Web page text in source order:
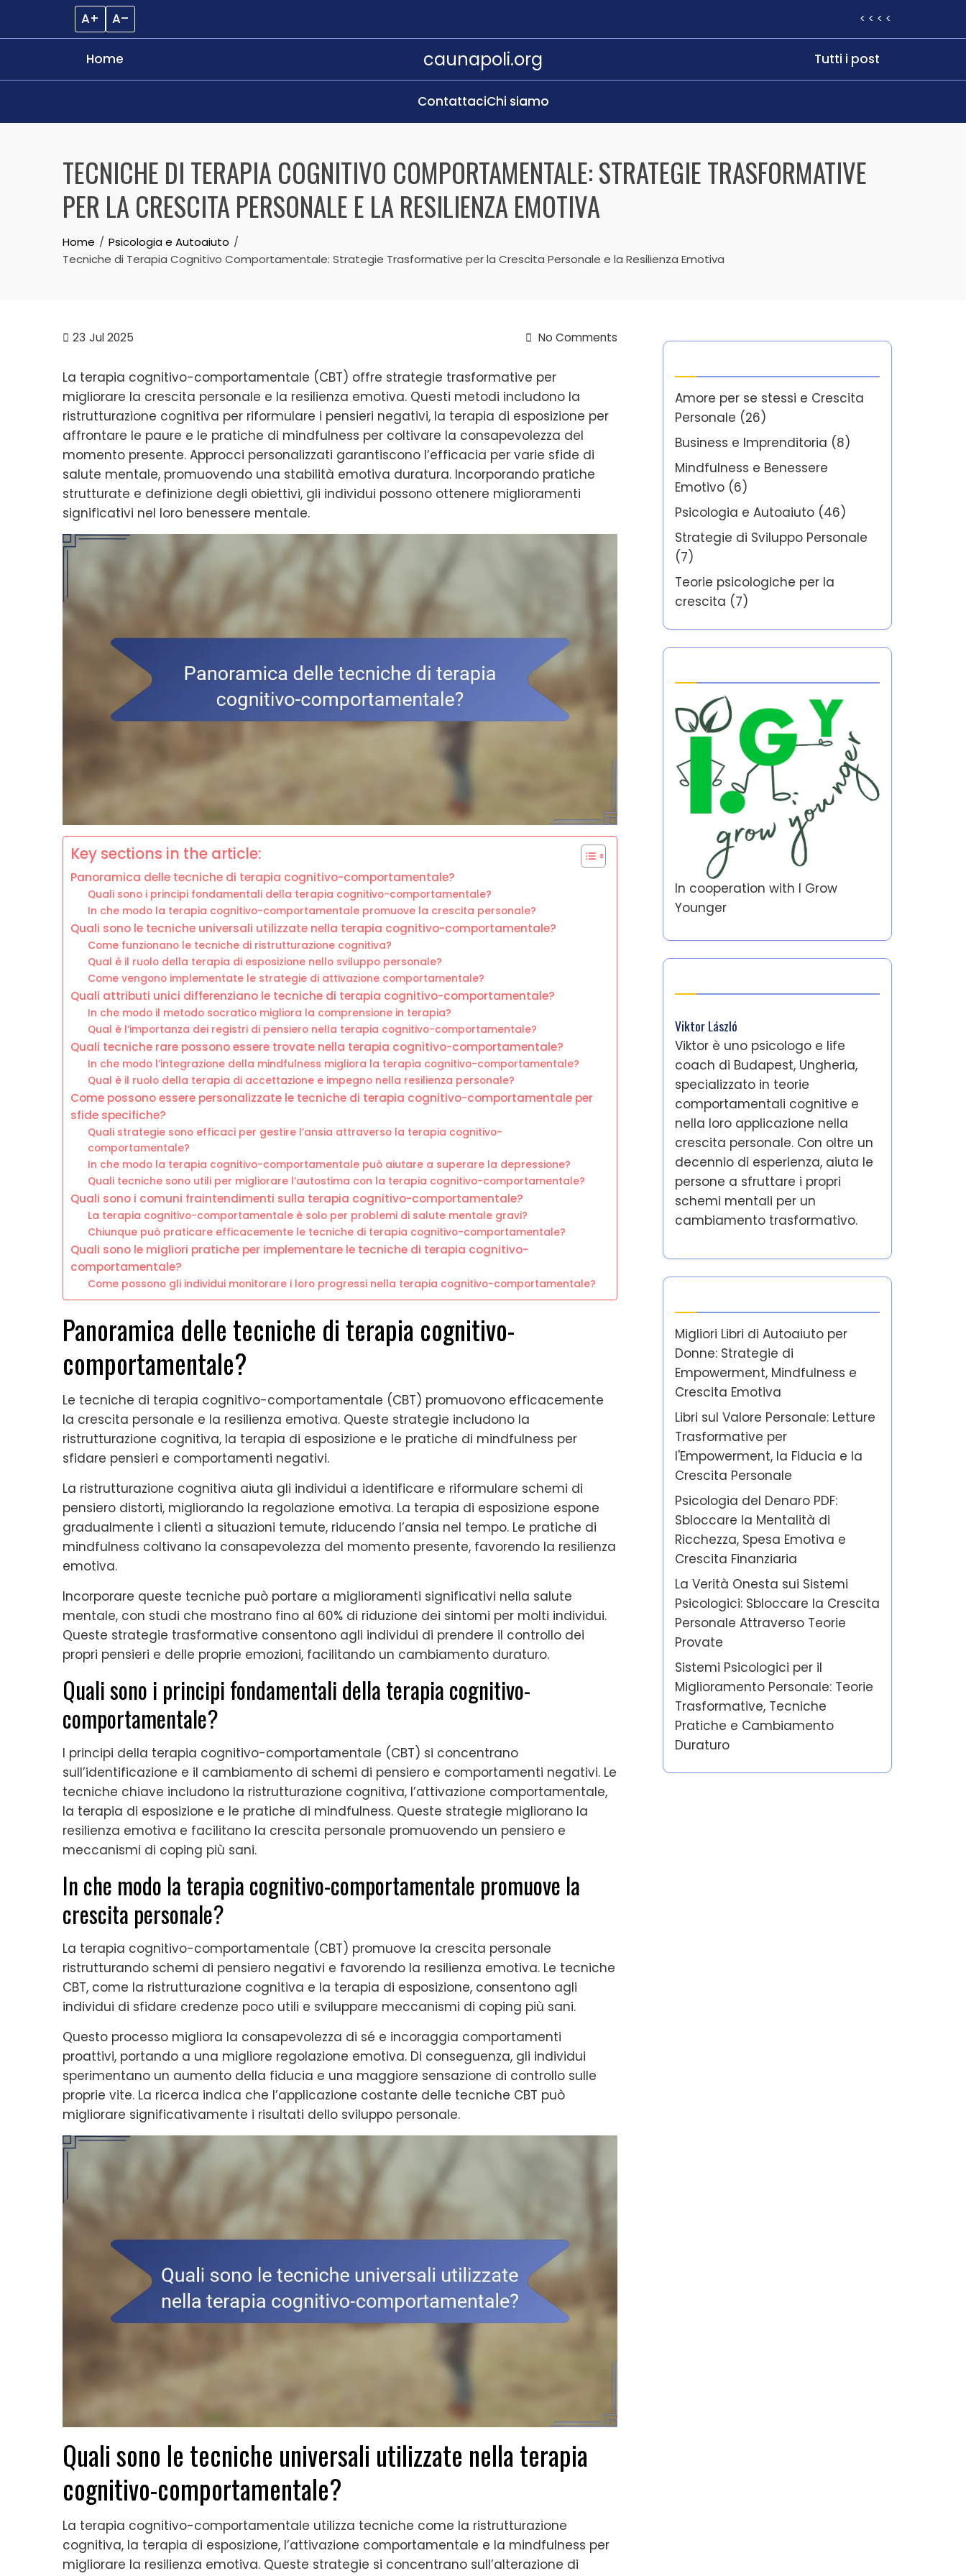
A+ A– < < < <
Home caunapoli.org Tutti i post
ContattaciChi siamo
TECNICHE DI TERAPIA COGNITIVO COMPORTAMENTALE: STRATEGIE TRASFORMATIVE
PER LA CRESCITA PERSONALE E LA RESILIENZA EMOTIVA
Home
Psicologia e Autoaiuto
Tecniche di Terapia Cognitivo Comportamentale: Strategie Trasformative per la Crescita Personale e la Resilienza Emotiva
23 Jul 2025 No Comments
La terapia cognitivo-comportamentale (CBT) offre strategie trasformative per
migliorare la crescita personale e la resilienza emotiva. Questi metodi includono la
ristrutturazione cognitiva per riformulare i pensieri negativi, la terapia di esposizione per
affrontare le paure e le pratiche di mindfulness per coltivare la consapevolezza del
momento presente. Approcci personalizzati garantiscono l’efficacia per varie sfide di
salute mentale, promuovendo una stabilità emotiva duratura. Incorporando pratiche
strutturate e definizione degli obiettivi, gli individui possono ottenere miglioramenti
significativi nel loro benessere mentale.
Key sections in the article:
Panoramica delle tecniche di terapia cognitivo-comportamentale?
Quali sono i principi fondamentali della terapia cognitivo-comportamentale?
In che modo la terapia cognitivo-comportamentale promuove la crescita personale?
Quali sono le tecniche universali utilizzate nella terapia cognitivo-comportamentale?
Come funzionano le tecniche di ristrutturazione cognitiva?
Qual è il ruolo della terapia di esposizione nello sviluppo personale?
Come vengono implementate le strategie di attivazione comportamentale?
Quali attributi unici differenziano le tecniche di terapia cognitivo-comportamentale?
In che modo il metodo socratico migliora la comprensione in terapia?
Qual è l’importanza dei registri di pensiero nella terapia cognitivo-comportamentale?
Quali tecniche rare possono essere trovate nella terapia cognitivo-comportamentale?
In che modo l’integrazione della mindfulness migliora la terapia cognitivo-comportamentale?
Qual è il ruolo della terapia di accettazione e impegno nella resilienza personale?
Come possono essere personalizzate le tecniche di terapia cognitivo-comportamentale per
sfide specifiche?
Quali strategie sono efficaci per gestire l’ansia attraverso la terapia cognitivo-
comportamentale?
In che modo la terapia cognitivo-comportamentale può aiutare a superare la depressione?
Quali tecniche sono utili per migliorare l’autostima con la terapia cognitivo-comportamentale?
Quali sono i comuni fraintendimenti sulla terapia cognitivo-comportamentale?
La terapia cognitivo-comportamentale è solo per problemi di salute mentale gravi?
Chiunque può praticare efficacemente le tecniche di terapia cognitivo-comportamentale?
Quali sono le migliori pratiche per implementare le tecniche di terapia cognitivo-
comportamentale?
Come possono gli individui monitorare i loro progressi nella terapia cognitivo-comportamentale?
Panoramica delle tecniche di terapia cognitivo-
comportamentale?
Le tecniche di terapia cognitivo-comportamentale (CBT) promuovono efficacemente
la crescita personale e la resilienza emotiva. Queste strategie includono la
ristrutturazione cognitiva, la terapia di esposizione e le pratiche di mindfulness per
sfidare pensieri e comportamenti negativi.
La ristrutturazione cognitiva aiuta gli individui a identificare e riformulare schemi di
pensiero distorti, migliorando la regolazione emotiva. La terapia di esposizione espone
gradualmente i clienti a situazioni temute, riducendo l’ansia nel tempo. Le pratiche di
mindfulness coltivano la consapevolezza del momento presente, favorendo la resilienza
emotiva.
Incorporare queste tecniche può portare a miglioramenti significativi nella salute
mentale, con studi che mostrano fino al 60% di riduzione dei sintomi per molti individui.
Queste strategie trasformative consentono agli individui di prendere il controllo dei
propri pensieri e delle proprie emozioni, facilitando un cambiamento duraturo.
Quali sono i principi fondamentali della terapia cognitivo-
comportamentale?
I principi della terapia cognitivo-comportamentale (CBT) si concentrano
sull’identificazione e il cambiamento di schemi di pensiero e comportamenti negativi. Le
tecniche chiave includono la ristrutturazione cognitiva, l’attivazione comportamentale,
la terapia di esposizione e le pratiche di mindfulness. Queste strategie migliorano la
resilienza emotiva e facilitano la crescita personale promuovendo un pensiero e
meccanismi di coping più sani.
In che modo la terapia cognitivo-comportamentale promuove la
crescita personale?
La terapia cognitivo-comportamentale (CBT) promuove la crescita personale
ristrutturando schemi di pensiero negativi e favorendo la resilienza emotiva. Le tecniche
CBT, come la ristrutturazione cognitiva e la terapia di esposizione, consentono agli
individui di sfidare credenze poco utili e sviluppare meccanismi di coping più sani.
Questo processo migliora la consapevolezza di sé e incoraggia comportamenti
proattivi, portando a una migliore regolazione emotiva. Di conseguenza, gli individui
sperimentano un aumento della fiducia e una maggiore sensazione di controllo sulle
proprie vite. La ricerca indica che l’applicazione costante delle tecniche CBT può
migliorare significativamente i risultati dello sviluppo personale.
Quali sono le tecniche universali utilizzate nella terapia
cognitivo-comportamentale?
La terapia cognitivo-comportamentale utilizza tecniche come la ristrutturazione
cognitiva, la terapia di esposizione, l’attivazione comportamentale e la mindfulness per
migliorare la resilienza emotiva. Queste strategie si concentrano sull’alterazione di
Amore per se stessi e Crescita
Personale (26)
Business e Imprenditoria (8)
Mindfulness e Benessere
Emotivo (6)
Psicologia e Autoaiuto (46)
Strategie di Sviluppo Personale
(7)
Teorie psicologiche per la
crescita (7)
In cooperation with I Grow
Younger
Viktor László
Viktor è uno psicologo e life
coach di Budapest, Ungheria,
specializzato in teorie
comportamentali cognitive e
nella loro applicazione nella
crescita personale. Con oltre un
decennio di esperienza, aiuta le
persone a sfruttare i propri
schemi mentali per un
cambiamento trasformativo.
Migliori Libri di Autoaiuto per
Donne: Strategie di
Empowerment, Mindfulness e
Crescita Emotiva
Libri sul Valore Personale: Letture
Trasformative per
l'Empowerment, la Fiducia e la
Crescita Personale
Psicologia del Denaro PDF:
Sbloccare la Mentalità di
Ricchezza, Spesa Emotiva e
Crescita Finanziaria
La Verità Onesta sui Sistemi
Psicologici: Sbloccare la Crescita
Personale Attraverso Teorie
Provate
Sistemi Psicologici per il
Miglioramento Personale: Teorie
Trasformative, Tecniche
Pratiche e Cambiamento
Duraturo